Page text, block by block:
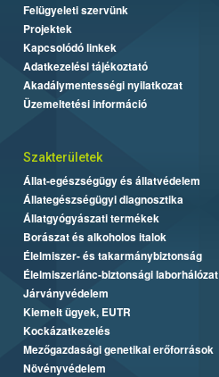
Felügyeleti szervünk
Projektek
Kapcsolódó linkek
Adatkezelési tájékoztató
Akadálymentességi nyilatkozat
Üzemeltetési információ
Szakterületek
Állat-egészségügy és állatvédelem
Állategészségügyi diagnosztika
Állatgyógyászati termékek
Borászat és alkoholos italok
Élelmiszer- és takarmánybiztonság
Élelmiszerlánc-biztonsági laborhálózat
Járványvédelem
Kiemelt ügyek, EUTR
Kockázatkezelés
Mezőgazdasági genetikai erőforrások
Növényvédelem